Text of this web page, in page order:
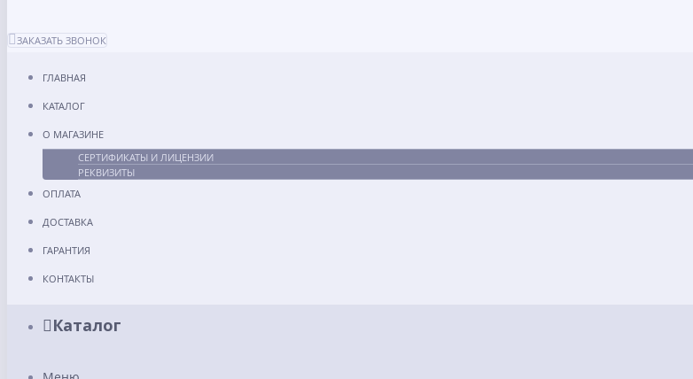
ЗАКАЗАТЬ ЗВОНОК
ГЛАВНАЯ
КАТАЛОГ
О МАГАЗИНЕ
СЕРТИФИКАТЫ И ЛИЦЕНЗИИ
РЕКВИЗИТЫ
ОПЛАТА
ДОСТАВКА
ГАРАНТИЯ
КОНТАКТЫ
Каталог